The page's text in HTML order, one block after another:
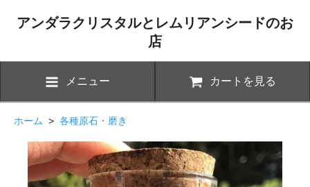
アンダラクリスタルとレムリアンシードのお
店
メニュー カートを見る
ホーム > 各種原石・磨き